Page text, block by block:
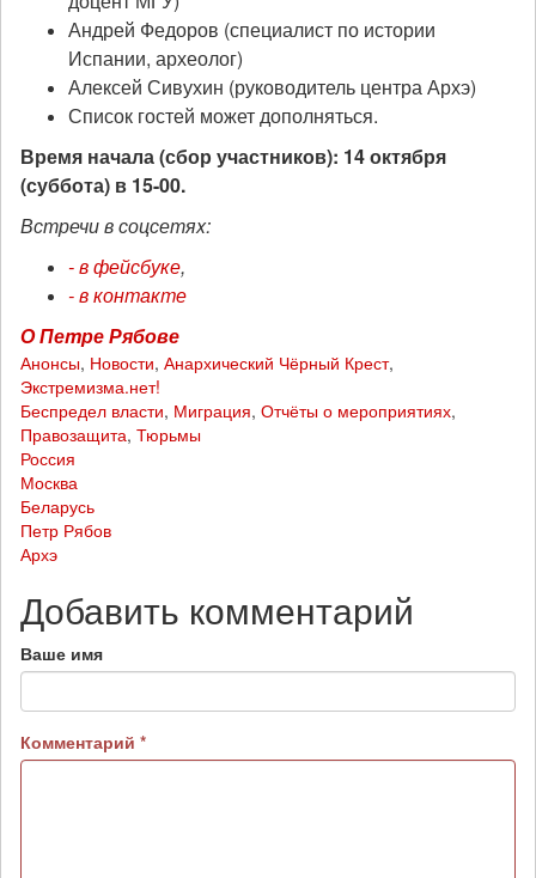
Андрей Федоров (специалист по истории
Испании, археолог)
Алексей Сивухин (руководитель центра Архэ)
Список гостей может дополняться.
Время начала (сбор участников): 14 октября
(суббота) в 15-00.
Встречи в соцсетяx:
- в фейсбуке,
- в конmакmе
О Пеmре Рябове
Анонсы, Новости, Анархический Чёрный Крест,
Экстремизма.нет!
Беспредел власти, Миграция, Отчёты о мероприятиях,
Правозащита, Тюрьмы
Россия
Москва
Беларусь
Петр Рябов
Архэ
Добавить комментарий
Ваше имя
Комментарий *